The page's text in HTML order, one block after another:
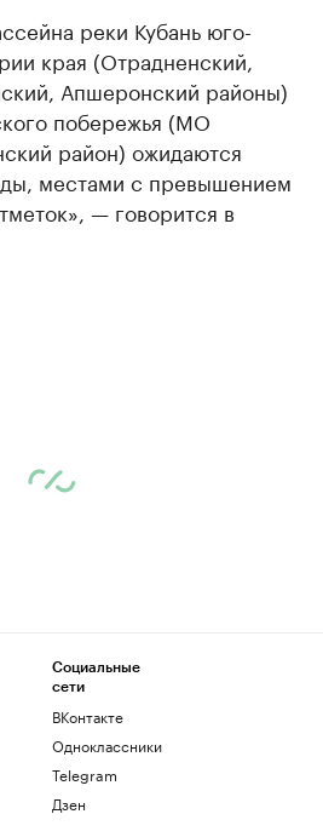
реки Кубань юго-
края (Отрадненский,
Апшеронский районы)
побережья (МО
район) ожидаются
местами с превышением
— говорится в
Социальные
сети
ВКонтакте
Одноклассники
Telegram
Дзен